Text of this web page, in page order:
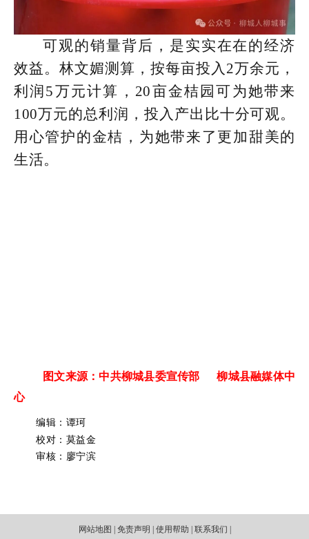
可观的销量背后，是实实在在的经济
效益。林文媚测算，按每亩投入2万余元，
利润5万元计算，20亩金桔园可为她带来
100万元的总利润，投入产出比十分可观。
用心管护的金桔，为她带来了更加甜美的
生活。
图文来源：中共柳城县委宣传部 柳城县融媒体中
心
编辑：谭珂
校对：莫益金
审核：廖宁滨
网站地图 | 免责声明 | 使用帮助 | 联系我们 |